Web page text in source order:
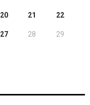
20 21 22
27 28 29